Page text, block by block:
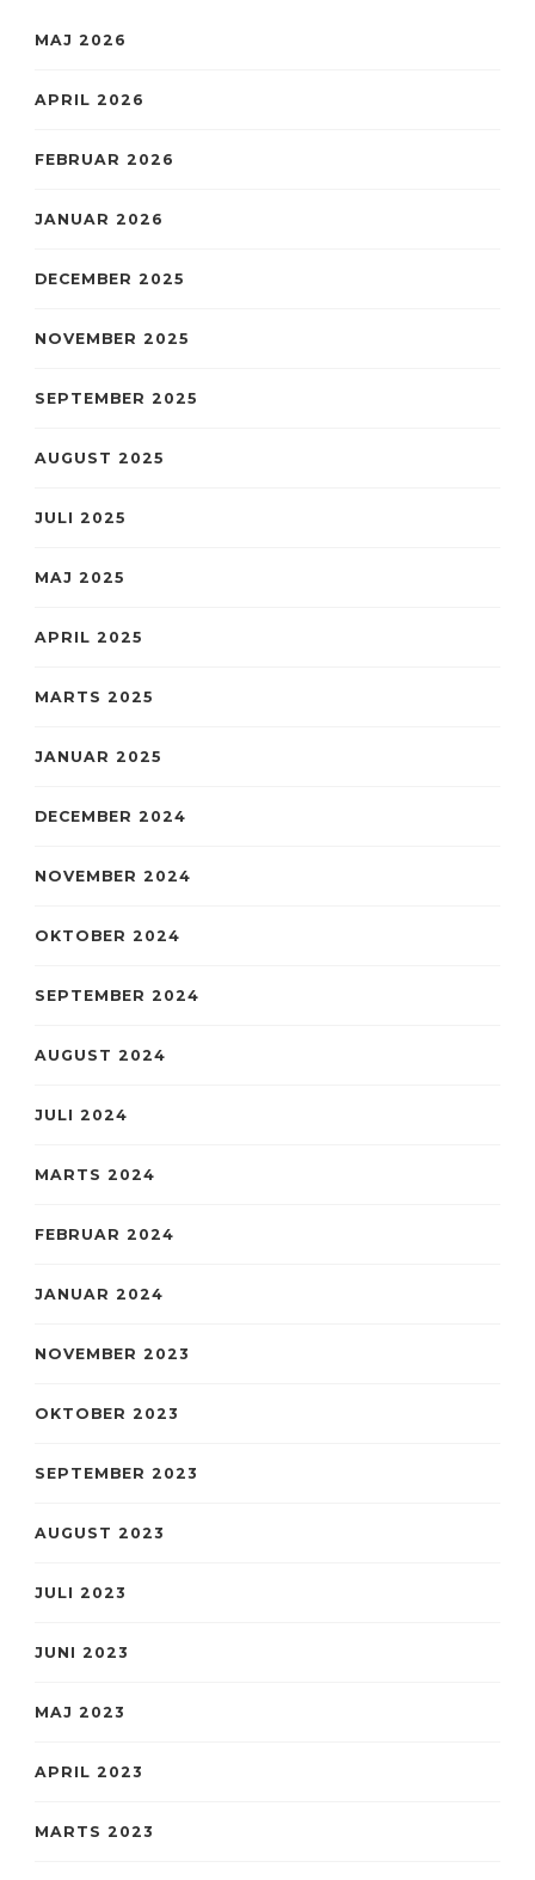
MAJ 2026
APRIL 2026
FEBRUAR 2026
JANUAR 2026
DECEMBER 2025
NOVEMBER 2025
SEPTEMBER 2025
AUGUST 2025
JULI 2025
MAJ 2025
APRIL 2025
MARTS 2025
JANUAR 2025
DECEMBER 2024
NOVEMBER 2024
OKTOBER 2024
SEPTEMBER 2024
AUGUST 2024
JULI 2024
MARTS 2024
FEBRUAR 2024
JANUAR 2024
NOVEMBER 2023
OKTOBER 2023
SEPTEMBER 2023
AUGUST 2023
JULI 2023
JUNI 2023
MAJ 2023
APRIL 2023
MARTS 2023